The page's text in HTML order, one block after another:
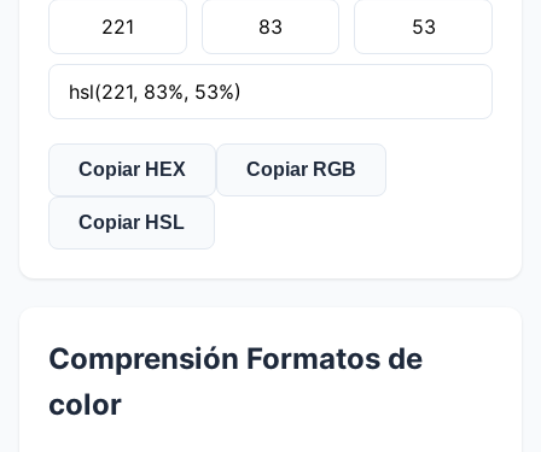
Copiar HEX Copiar RGB
Copiar HSL
Comprensión Formatos de
color